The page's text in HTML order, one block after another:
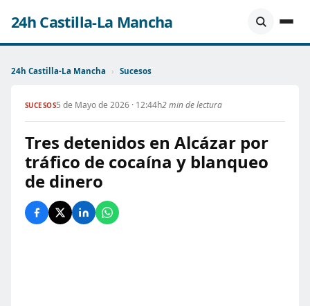
24h Castilla-La Mancha
24h Castilla-La Mancha › Sucesos
SUCESOS5 de Mayo de 2026 · 12:44h2 min de lectura
Tres detenidos en Alcázar por
tráfico de cocaína y blanqueo
de dinero